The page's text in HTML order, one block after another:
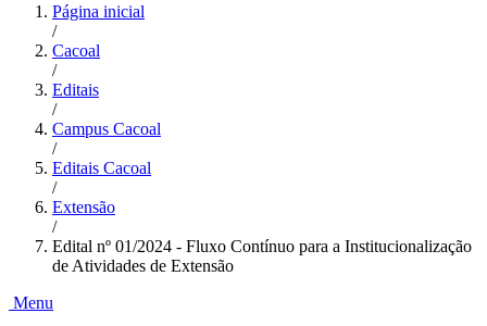
Página inicial
/
Cacoal
/
Editais
/
Campus Cacoal
/
Editais Cacoal
/
Extensão
/
Edital nº 01/2024 - Fluxo Contínuo para a Institucionalização
de Atividades de Extensão
Menu